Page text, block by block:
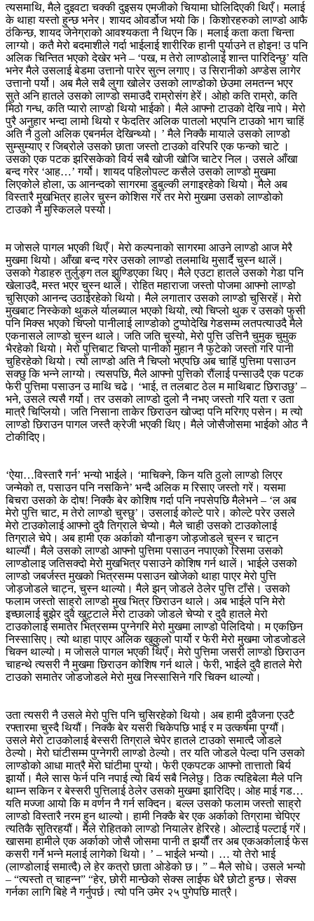
त्यसमाथि, मैले दुइवटा चक्की दुइसय एमजीको चियामा घोलिदिएकी थिएँ। मलाई
के थाहा यस्तो हुन्छ भनेर। शायद ओवर्डोज भयो कि। किशोरहरुको लाण्डो आफै
ठंकिन्छ, शायद जेनेग्राको आवश्यकता नै थिएन कि। मलाई कता कता चिन्ता
लाग्यो। कतै मेरो बदमाशीले गर्दा भाईलाई शारीरिक हानी पुर्याउने त होइन! उ पनि
अलिक चिन्तित भएको देखेर भने – ‘पख, म तेरो लाण्डोलाई शान्त पारिदिन्छु’ यति
भनेर मैले उसलाई बेडमा उत्तानो पारेर सुत्न लगाए। उ सिरानीको अण्डेस लागेर
उत्तानो पर्यो। अब मैले सबै लुगा खोलेर उसको लाण्डोको छेउमा लमतन्न भएर
सुते अनि हातले उसको लाण्डो समाउदै राम्रोसंग हेरें। ओहो कति राम्रो, कति
मिठो गन्ध, कति प्यारो लाण्डो थियो भाईको। मैले आफ्नो टाउको देखि नापे। मेरो
पुरै अनुहार भन्दा लामो थियो र फेदतिर अलिक पातलो भएपनि टाउको भाग चाहिं
अति नै ठुलो अलिक एबनर्मल देखिन्थ्यो। ’ मैले निक्कै मायाले उसको लाण्डो
सुम्सुम्याए र जिब्रोले उसको छाता जस्तो टाउको वरिपरि एक फन्को चाटे ।
उसको एक पटक झरिसकेको विर्य सबै खोजी खोजि चाटेर निल। उसले आँखा
बन्द गरेर ‘आह…’ गर्यो। शायद पहिलोपल्ट कसैले उसको लाण्डो मुखमा
लिएकोले होला, ऊ आनन्दको सागरमा डुबुल्की लगाइरहेको थियो। मैले अब
विस्तारै मुखभित्र हालेर चुस्न कोशिस गरें तर मेरो मुखमा उसको लाण्डोको
टाउको नै मुस्किलले पस्यो।
म जोसले पागल भएकी थिएँ। मेरो कल्पनाको सागरमा आउने लाण्डो आज मेरै
मुखमा थियो। आँखा बन्द गरेर उसको लाण्डो तलमाथि मुसार्दै चुस्न थालें।
उसको गेडाहरु तुर्लुङ्ग तल झुण्डिएका थिए। मैले एउटा हातले उसको गेडा पनि
खेलाउदै, मस्त भएर चुस्न थालें। रोहित महाराजा जस्तो पोजमा आफ्नो लाण्डो
चुसिएको आनन्द उठाईरहेको थियो। मैले लगातार उसको लाण्डो चुसिरहें। मेरो
मुखबाट निस्केको थुकले र्यालब्याल भएको थियो, त्यो चिप्लो थुक र उसको फुसी
पनि मिक्स भएको चिप्लो पानीलाई लाण्डोको टुप्पोदेखि गेडसम्म लतपत्याउदै मैले
एकनासले लाण्डो चुस्न थाले। जति जति चुस्यो, मेरो पुत्ति उत्तिनै चुमुक चुमुक
भैरहेको थियो। मेरो पुत्तिबाट चिप्लो पानीको मुहान नै फुटेको जस्तो गरि पानी
चुहिरहेको थियो। त्यो लाण्डो अति नै चिप्लो भएपछि अब चाहिं पुत्तिमा पसाउन
सक्छु कि भन्ने लाग्यो। त्यसपछि, मैले आफ्नो पुत्तिको रौंलाई पन्साउदै एक पटक
फेरी पुत्तिमा पसाउन उ माथि चढे। ‘भाई, त तलबाट ठेल म माथिबाट छिराउछु’ –
भने, उसले त्यसै गर्यो। तर उसको लाण्डो दुलो नै नभए जस्तो गरि यता र उता
मात्रै चिप्लियो। जति निसाना ताकेर छिराउन खोज्दा पनि मरिगए पसेन। म त्यो
लाण्डो छिराउन पागल जस्तै क्रेजी भएकी थिए। मैले जोसैजोसमा भाईको ओठ नै
टोकीदिए।
‘ऐया…विस्तारै गर्न’ भन्यो भाईले। ‘माचिक्ने, किन यति ठुलो लाण्डो लिएर
जन्मेको त, पसाउन पनि नसकिने’ भन्दै अलिक म रिसाए जस्तो गरें। यसमा
बिचरा उसको के दोष! निक्कै बेर कोशिष गर्दा पनि नपसेपछि मैलेभने – ‘ल अब
मेरो पुत्ति चाट, म तेरो लाण्डो चुस्छु’। उसलाई कोल्टे पारे। कोल्टे परेर उसले
मेरो टाउकोलाई आफ्नो दुवै तिग्राले चेप्यो। मैले चाही उसको टाउकोलाई
तिग्राले चेपे। अब हामी एक अर्काको यौनाङ्ग जोड़जोडले चुस्न र चाट्न
थाल्यौं। मैले उसको लाण्डो आफ्नो पुत्तिमा पसाउन नपाएको रिसमा उसको
लाण्डोलाइ जतिसक्दो मेरो मुखभित्र पसाउने कोशिष गर्न थालें। भाईले उसको
लाण्डो जबर्जस्त मुखको भित्रसम्म पसाउन खोजेको थाहा पाएर मेरो पुत्ति
जोड़जोडले चाट्न, चुस्न थाल्यो। मैले झन् जोडले ठेलेर पुत्ति टाँसे। उसको
फलाम जस्तो साह्रो लाण्डो मुख भित्र छिराउन थाले। अब भाईले पनि मेरो
इच्छालाई बुझेर दुवै खुट्टाले मेरो टाउको जोडले चेप्यो र दुवै हातले मेरो
टाउकोलाई समातेर भित्रसम्म पुग्नेगरि मेरो मुखमा लाण्डो पेलिदियो। म एकछिन
निस्सासिए। त्यो थाहा पाएर अलिक खुकुलो पार्यो र फेरी मेरो मुखमा जोडजोडले
चिक्न थाल्यो। म जोसले पागल भएकी थिएँ। मेरो पुत्तिमा जसरी लाण्डो छिराउन
चाहन्थे त्यसरी नै मुखमा छिराउन कोशिष गर्न थाले। फेरी, भाईले दुवै हातले मेरो
टाउको समातेर जोडजोडले मेरो मुख निस्सासिने गरि चिक्न थाल्यो।
उता त्यसरी नै उसले मेरो पुत्ति पनि चुसिरहेको थियो। अब हामी दुवैजना एउटै
रफ्तारमा चुस्दै थियौं। निक्कै बेर यसरी चिकेपछि भाई र म उत्कर्षमा पुग्यौं।
उसले मेरो टाउकोलाई बेस्सरी तिग्राले चेपेर हातले टाउको समात्दै जोडले
ठेल्यो। मेरो घांटीसम्म पुग्नेगरी लाण्डो ठेल्यो। तर यति जोडले पेल्दा पनि उसको
लाण्डोको आधा मात्रै मेरो घांटीमा पुग्यो। फेरी एकपटक आफ्नो तात्तातो बिर्य
झार्यो। मैले सास फेर्न पनि नपाई त्यो बिर्य सबै निलेछु। ठिक त्यहिबेला मैले पनि
थाम्न सकिन र बेस्सरी पुत्तिलाई ठेलेर उसको मुखमा झारिदिए। ओह माई गड…
यति मज्जा आयो कि म वर्णन नै गर्न सक्दिन। बल्ल उसको फलाम जस्तो साह्रो
लाण्डो विस्तारै नरम हुन थाल्यो। हामी निक्कै बेर एक अर्काको तिग्रामा चेपिएर
त्यतिकै सुतिरहयौं। मैले रोहितको लाण्डो नियालेर हेरिरहे। ओल्टाई पल्टाई गरें।
खासमा हामीले एक अर्काको जोसै जोसमा पानी त झर्यौं तर अब एकअर्कालाई फेस
कसरी गर्ने भन्ने मलाई लागेको थियो। ’ – भाईले भन्यो। … यो तेरो भाई
(लाण्डोलाई समात्दै) ले हेर कत्रो छाता ओडेको छ। ” – मैले सोधे। उसले भन्यो
– “त्यस्तो त् चाहन्न” “हेर, छोरी मान्छेको सेक्स लाईफ धेरै छोटो हुन्छ। सेक्स
गर्नका लागि बिहे नै गर्नुपर्छ। त्यो पनि उमेर २५ पुगेपछि मात्रै।